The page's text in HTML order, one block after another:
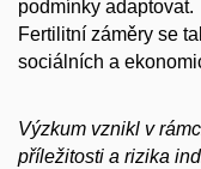
podmínky adaptovat.
Fertilitní záměry se
sociálních a
Výzkum vznikl v
příležitosti a rizika